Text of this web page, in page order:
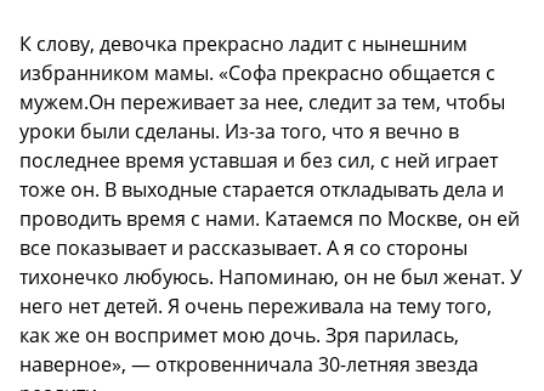
К слову, девочка прекрасно ладит с нынешним
избранником мамы. «Софа прекрасно общается с
мужем.Он переживает за нее, следит за тем, чтобы
уроки были сделаны. Из-за того, что я вечно в
последнее время уставшая и без сил, с ней играет
тоже он. В выходные старается откладывать дела и
проводить время с нами. Катаемся по Москве, он ей
все показывает и рассказывает. А я со стороны
тихонечко любуюсь. Напоминаю, он не был женат. У
него нет детей. Я очень переживала на тему того,
как же он воспримет мою дочь. Зря парилась,
наверное», — откровенничала 30-летняя звезда